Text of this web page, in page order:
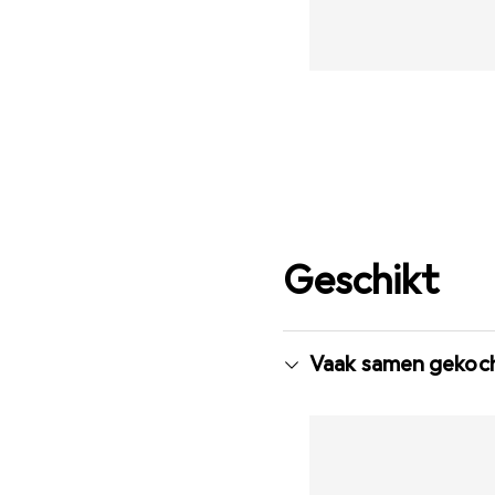
Geschikt
Vaak samen